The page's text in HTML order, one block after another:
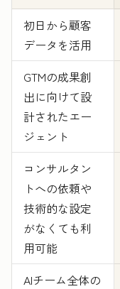
初日から顧客
データを活用
GTMの成果創
出に向けて設
計されたエー
ジェント
コンサルタン
トへの依頼や
技術的な設定
がなくても利
用可能
AIチーム全体の